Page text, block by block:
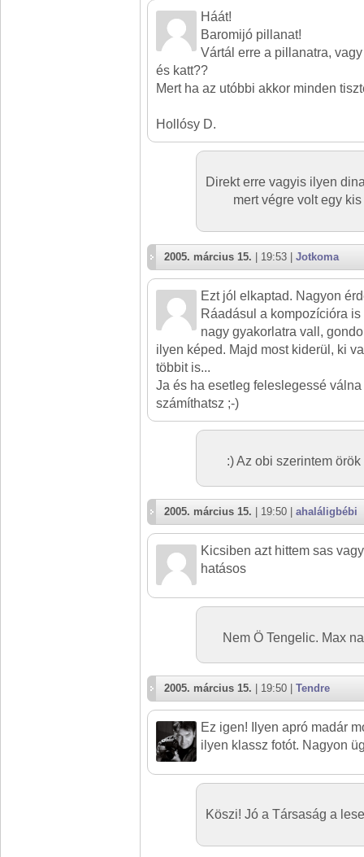
Háát!
Baromijó pillanat!
Vártál erre a pillanatra,
és katt??
Mert ha az utóbbi akkor minden
Hollósy D.
Direkt erre vagyis ilyen
mert végre volt egy
2005. március 15. | 19:53 | Jotkoma
Ezt jól elkaptad. Nagyon
Ráadásul a kompozícióra
nagy gyakorlatra vall,
ilyen képed. Majd most kiderül, ki
többit is...
Ja és ha esetleg feleslegessé
számíthatsz ;-)
:) Az obi szerintem
2005. március 15. | 19:50 | ahaláligbébi
Kicsiben azt hittem sas
hatásos
Nem Ö Tengelic. Max
2005. március 15. | 19:50 | Tendre
Ez igen! Ilyen apró madár
ilyen klassz fotót. Nagyon
Köszi! Jó a Társaság a